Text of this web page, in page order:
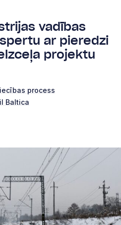
vadības
ar pieredzi
projektu
process
Baltica